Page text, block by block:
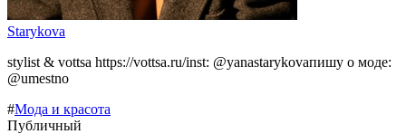
Starykova
stylist & vottsa https://vottsa.ru/inst: @yanastarykovaпишу о моде:
@umestno
#Мода и красота
Публичный